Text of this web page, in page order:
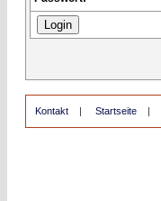
Kontakt | Startseite |